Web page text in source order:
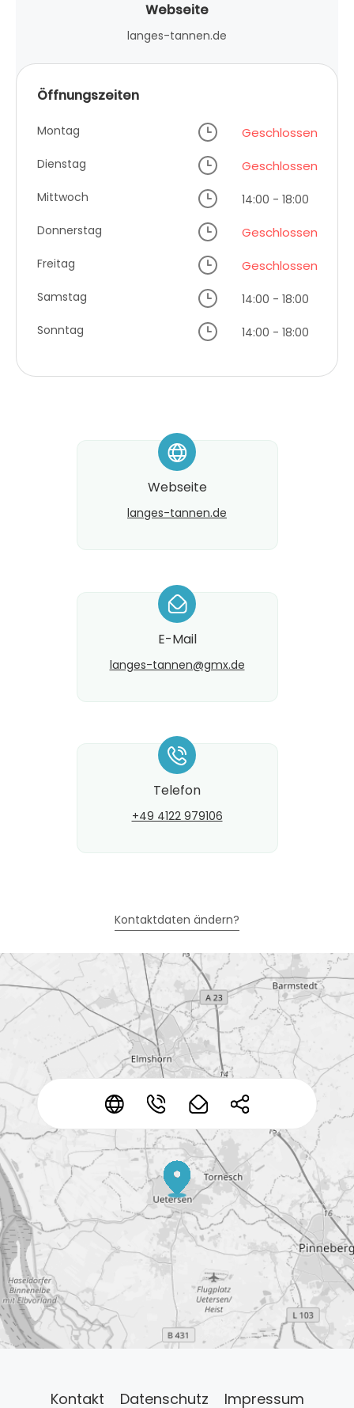
* * * *
Webseite
langes-tannen.de
Öffnungszeiten
Montag Geschlossen
Dienstag Geschlossen
Mittwoch
14:00 - 18:00
Donnerstag
Geschlossen
Freitag Geschlossen
Samstag
14:00 - 18:00
Sonntag
14:00 - 18:00
*
Webseite
langes-tannen.de
*
E-Mail
langes-tannen@​gmx.de
*
Telefon
+49 4122 979106
Kontaktdaten ändern?
Kontakt Datenschutz Impressum